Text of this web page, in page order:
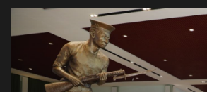
မူလစာမျက်နှာ
ကျောင်းသား၊ ကျောင်းသူများနှင့် ဆရာ
တပ်မတော်စစ်သမိုင်းပြတိုက်(နေပြည်
သွားရောက်လေ့လာ